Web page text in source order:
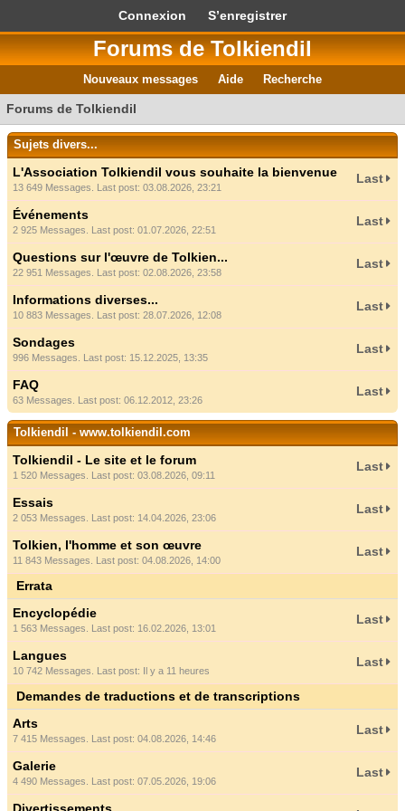
Connexion S’enregistrer
Forums de Tolkiendil
Nouveaux messages Aide Recherche
Forums de Tolkiendil
Sujets divers...
L'Association Tolkiendil vous souhaite la bienvenue
13 649 Messages. Last post: 03.08.2026, 23:21
Last
Événements
2 925 Messages. Last post: 01.07.2026, 22:51
Last
Questions sur l'œuvre de Tolkien...
22 951 Messages. Last post: 02.08.2026, 23:58
Last
Informations diverses...
10 883 Messages. Last post: 28.07.2026, 12:08
Last
Sondages
996 Messages. Last post: 15.12.2025, 13:35
Last
FAQ
63 Messages. Last post: 06.12.2012, 23:26
Last
Tolkiendil - www.tolkiendil.com
Tolkiendil - Le site et le forum
1 520 Messages. Last post: 03.08.2026, 09:11
Last
Essais
2 053 Messages. Last post: 14.04.2026, 23:06
Last
Tolkien, l'homme et son œuvre
11 843 Messages. Last post: 04.08.2026, 14:00
Last
Errata
Encyclopédie
1 563 Messages. Last post: 16.02.2026, 13:01
Last
Langues
10 742 Messages. Last post: Il y a 11 heures
Last
Demandes de traductions et de transcriptions
Arts
7 415 Messages. Last post: 04.08.2026, 14:46
Last
Galerie
4 490 Messages. Last post: 07.05.2026, 19:06
Last